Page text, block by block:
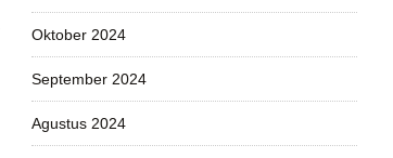
Oktober 2024
September 2024
Agustus 2024